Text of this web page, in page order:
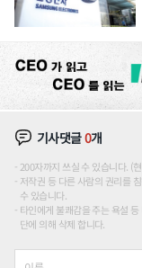
기사댓글0개
200자까지 쓰실 수 있습니다. (
저작권 등 다른 사람의 권리를
수 있습니다.
타인에게 불쾌감을 주는 욕설
단에 의해 삭제 합니다.